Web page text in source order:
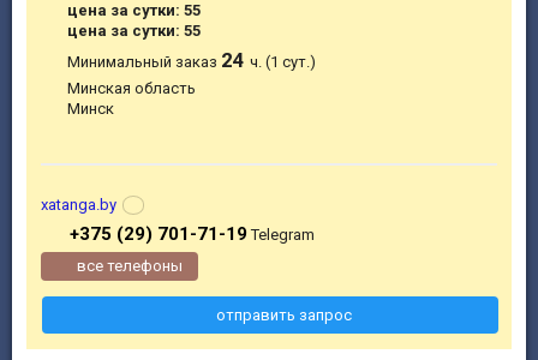
цена за сутки: 55
цена за сутки: 55
Минимальный заказ 24ч. (1 сут.)
Минская область
Минск
xatanga.by
+375 (29) 701-71-19Telegram
все телефоны
отправить запрос